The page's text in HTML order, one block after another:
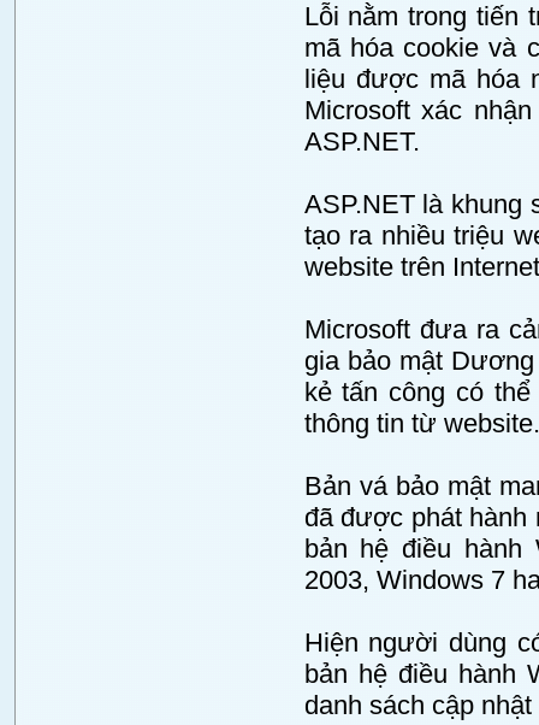
Lỗi nằm trong tiến
mã hóa cookie và
liệu được mã hóa
Microsoft xác
ASP.NET.
ASP.NET là khung
tạo ra nhiều triệu
website trên
Microsoft đưa ra
gia bảo mật
kẻ tấn công có
thông tin từ website.
Bản vá bảo mật
đã được phát hành
bản hệ điều hành
2003, Windows 7
Hiện người dùng
bản hệ điều hành
danh sách cập